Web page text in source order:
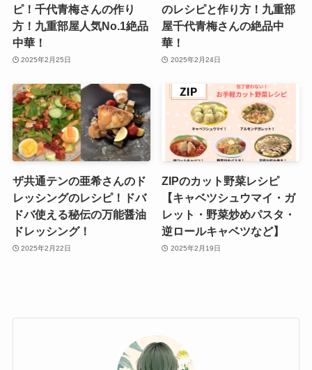
ピ！千代青梅さんの作り
方！九重部屋人気No.1絶品
中華！
2025年2月25日
のレシピと作り方！九重部
屋千代青梅さんの絶品中
華！
2025年2月24日
ザ共通テンの亜希さんのド
レッシングのレシピ！ドバ
ドバ使える秘伝の万能醤油
ドレッシング！
2025年2月22日
ZIPのカット野菜レシピ
【キャベツシュウマイ・ガ
レット・野菜炒めパスタ・
逆ロールキャベツなど】
2025年2月19日